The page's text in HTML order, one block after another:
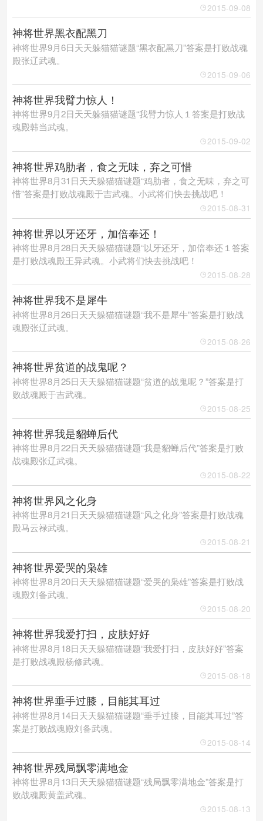
2015-09-08
神将世界黑衣配黑刀
神将世界9月6日天天躲猫猫谜题“黑衣配黑刀”答案是打败战魂
殿张辽武魂。
2015-09-06
神将世界我臂力惊人！
神将世界9月2日天天躲猫猫谜题“我臂力惊人１答案是打败战
魂殿韩当武魂。
2015-09-02
神将世界鸡肋者，食之无味，弃之可惜
神将世界8月31日天天躲猫猫谜题“鸡肋者，食之无味，弃之可
惜”答案是打败战魂殿于吉武魂。小武将们快去挑战吧！
2015-08-31
神将世界以牙还牙，加倍奉还！
神将世界8月28日天天躲猫猫谜题“以牙还牙，加倍奉还１答案
是打败战魂殿王异武魂。小武将们快去挑战吧！
2015-08-28
神将世界我不是犀牛
神将世界8月26日天天躲猫猫谜题“我不是犀牛”答案是打败战
魂殿张辽武魂。
2015-08-26
神将世界贫道的战鬼呢？
神将世界8月25日天天躲猫猫谜题“贫道的战鬼呢？”答案是打
败战魂殿于吉武魂。
2015-08-25
神将世界我是貂蝉后代
神将世界8月22日天天躲猫猫谜题“我是貂蝉后代”答案是打败
战魂殿张辽武魂。
2015-08-22
神将世界风之化身
神将世界8月21日天天躲猫猫谜题“风之化身”答案是打败战魂
殿马云禄武魂。
2015-08-21
神将世界爱哭的枭雄
神将世界8月20日天天躲猫猫谜题“爱哭的枭雄”答案是打败战
魂殿刘备武魂。
2015-08-20
神将世界我爱打扫，皮肤好好
神将世界8月18日天天躲猫猫谜题“我爱打扫，皮肤好好”答案
是打败战魂殿杨修武魂。
2015-08-18
神将世界垂手过膝，目能其耳过
神将世界8月14日天天躲猫猫谜题“垂手过膝，目能其耳过”答
案是打败战魂殿刘备武魂。
2015-08-14
神将世界残局飘零满地金
神将世界8月13日天天躲猫猫谜题“残局飘零满地金”答案是打
败战魂殿黄盖武魂。
2015-08-13